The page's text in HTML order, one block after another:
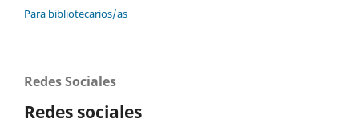
Para bibliotecarios/as
Redes Sociales
Redes sociales